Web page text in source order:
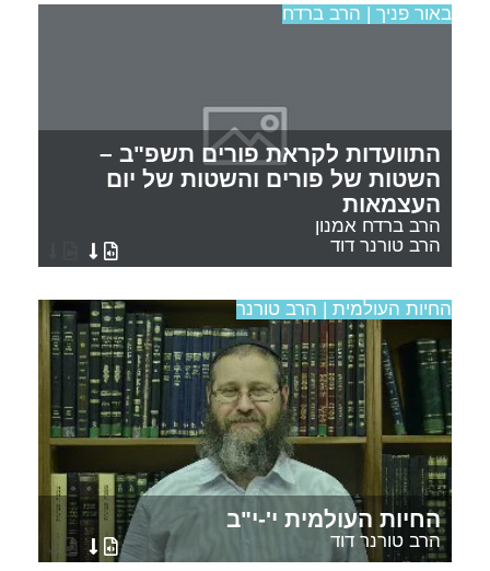
באור פניך | הרב ברדח
התוועדות לקראת פורים תשפ"ב –
השטות של פורים והשטות של יום
העצמאות
הרב ברדח אמנון
הרב טורנר דוד
החיות העולמית | הרב טורנר
החיות העולמית י'-י"ב
הרב טורנר דוד